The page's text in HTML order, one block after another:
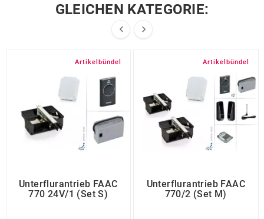
GLEICHEN KATEGORIE:
 
Artikelbündel
Unterflurantrieb FAAC
770 24V/1 (Set S)
Artikelbündel
Unterflurantrieb FAAC
770/2 (Set M)